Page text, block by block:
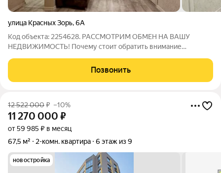
улица Красных Зорь,6А
Код объекта: 2254628. РАССМОТРИМ ОБМЕН НА ВАШУ
НЕДВИЖИМОСТЬ! Почему стоит обратить внимание
дома (1963). Изолированные комнаты, окна выходят на улицу
светло и видно городскую жизнь.
Позвонить
12 522 000₽ –10%
11 270 000 ₽
от 59 985 ₽ в месяц
67,5 м²
2-комн. квартира 6 этаж из 9
новостройка